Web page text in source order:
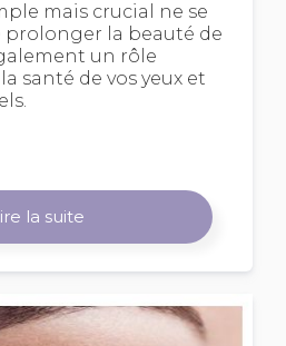
mais crucial ne se
prolonger la beauté de
un rôle
santé de vos yeux et
la suite